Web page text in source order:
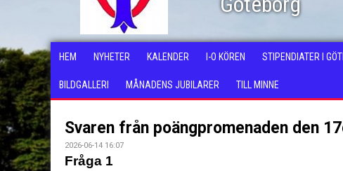
HEM NYHETER KALENDER I-O KÖREN STIPENDIATER I
BILDGALLERI MÅNADENS JUBILARER TILL MINNE
Svaren från poängpromenaden den
2026-06-14 16:07
Fråga 1